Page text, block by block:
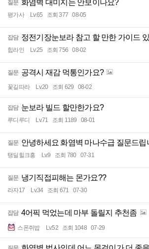
질문 화염벽 대미지는 안보이나요?
평가사 Lv.65 조회 377 08-05
잡담 정전기장눈보라 참고 할 만한 가이드
힙라인 Lv.25 조회 756 08-02
질문 공격시 재감 먹통인가요?
꽃길따라 Lv.20 조회 629 08-02
잡담 눈보라 빌드 할만한가요?
루디루디 Lv.71 조회 1189 08-01
질문 안녕하세요 화염벽 마나수급 질문드립
탱딜힐크흥 Lv.9 조회 780 07-31
질문 냉기직접피해는 몬가요??
라자17 Lv.34 조회 671 07-30
잡담 4어픽 먹었는데 마부 돌릴지 추천좀
스폰쥐밥 Lv.52 조회 1048 07-29